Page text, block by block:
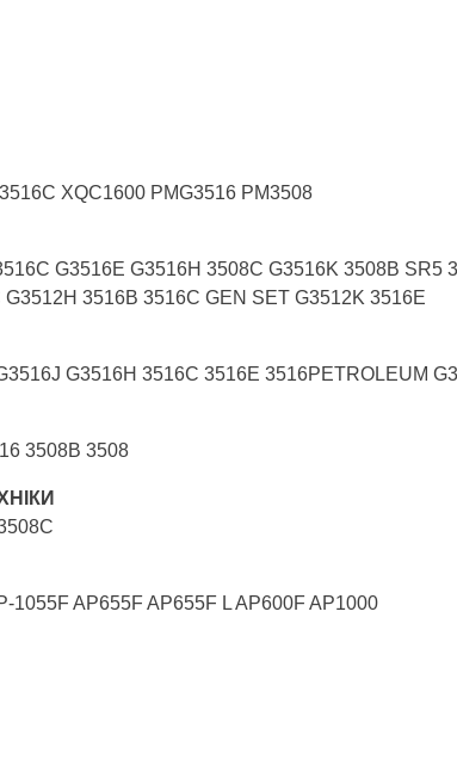
XQC1600 PMG3516 PM3508
G3516E G3516H 3508C G3516K 3508B
3516B 3516C GEN SET G3512K 3516E
G3516H 3516C 3516E 3516PETROLEUM
3508B 3508
1055F AP655F AP655F L AP600F AP1000